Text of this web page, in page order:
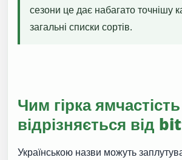
сезони це дає набагато точнішу
загальні списки сортів.
Чим гірка ямчастість
відрізняється від
Українською назви можуть